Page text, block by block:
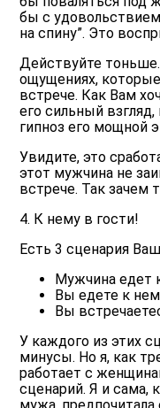
бы с
на спину”. Это
Действуйте
ощущениях,
встрече. Как Вам
его сильный
гипноз его мощной
Увидите, это
этот мужчина не
встрече. Так зачем
4. К нему в гости!
Есть 3 сценария
Мужчина едет
Вы едете к
Вы
У каждого из этих
минусы. Но я, как
работает с
сценарий. Я и сама,